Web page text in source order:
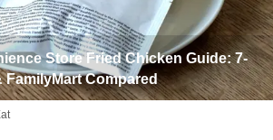
Store Fried Chicken Guide: 7-
FamilyMart Compared